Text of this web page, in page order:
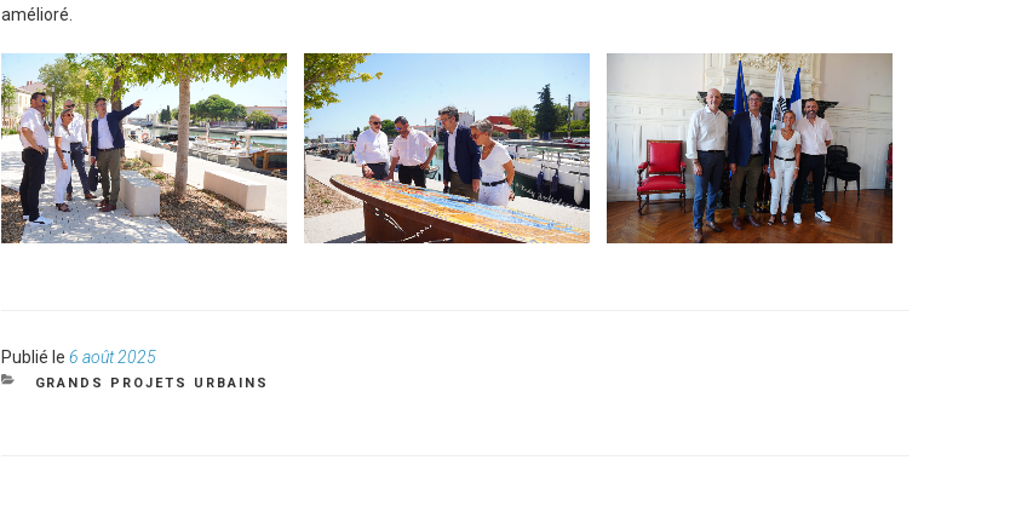
amélioré.
Publié le Publié
le
6 août 2025
CATÉGORIES
GRANDS PROJETS URBAINS